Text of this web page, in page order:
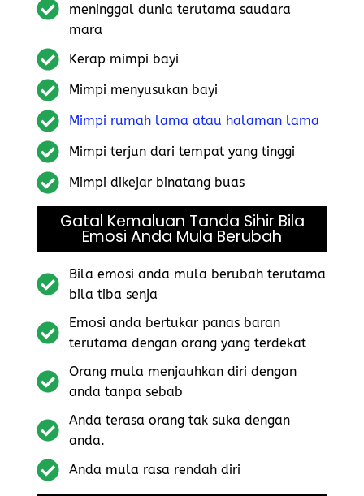
meninggal dunia terutama saudara
mara
Kerap mimpi bayi
Mimpi menyusukan bayi
Mimpi rumah lama atau halaman lama
Mimpi terjun dari tempat yang tinggi
Mimpi dikejar binatang buas
Gatal Kemaluan Tanda Sihir Bila
Emosi Anda Mula Berubah
Bila emosi anda mula berubah terutama
bila tiba senja
Emosi anda bertukar panas baran
terutama dengan orang yang terdekat
Orang mula menjauhkan diri dengan
anda tanpa sebab
Anda terasa orang tak suka dengan
anda.
Anda mula rasa rendah diri